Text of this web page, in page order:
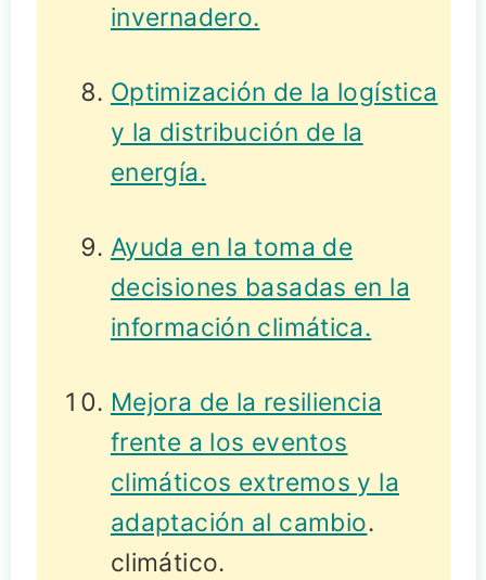
invernadero.
Optimización de la logística
y la distribución de la
energía.
Ayuda en la toma de
decisiones basadas en la
información climática.
Mejora de la resiliencia
frente a los eventos
climáticos extremos y la
adaptación al cambio.
climático.